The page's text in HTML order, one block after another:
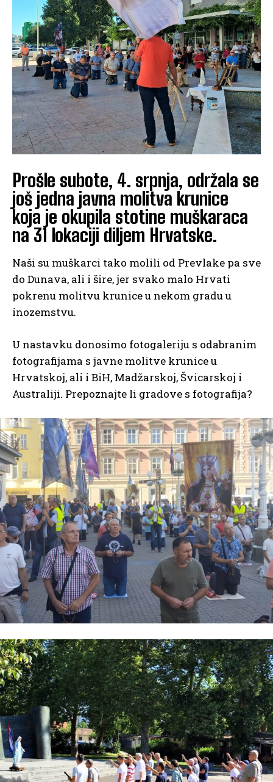
Prošle subote, 4. srpnja, održala se
još jedna javna molitva krunice
koja je okupila stotine muškaraca
na 31 lokaciji diljem Hrvatske.
Naši su muškarci tako molili od Prevlake pa sve
do Dunava, ali i šire, jer svako malo Hrvati
pokrenu molitvu krunice u nekom gradu u
inozemstvu.
U nastavku donosimo fotogaleriju s odabranim
fotografijama s javne molitve krunice u
Hrvatskoj, ali i BiH, Madžarskoj, Švicarskoj i
Australiji. Prepoznajte li gradove s fotografija?